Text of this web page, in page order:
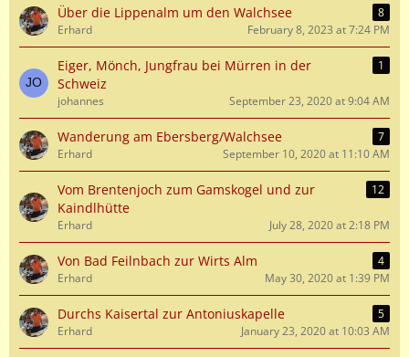
Über die Lippenalm um den Walchsee
8
Erhard
February 8, 2023 at 7:24 PM
Eiger, Mönch, Jungfrau bei Mürren in der
Schweiz
1
johannes September 23, 2020 at 9:04 AM
Wanderung am Ebersberg/Walchsee
7
Erhard
September 10, 2020 at 11:10 AM
Vom Brentenjoch zum Gamskogel und zur
Kaindlhütte
12
Erhard July 28, 2020 at 2:18 PM
Von Bad Feilnbach zur Wirts Alm
4
Erhard
May 30, 2020 at 1:39 PM
Durchs Kaisertal zur Antoniuskapelle
5
Erhard
January 23, 2020 at 10:03 AM